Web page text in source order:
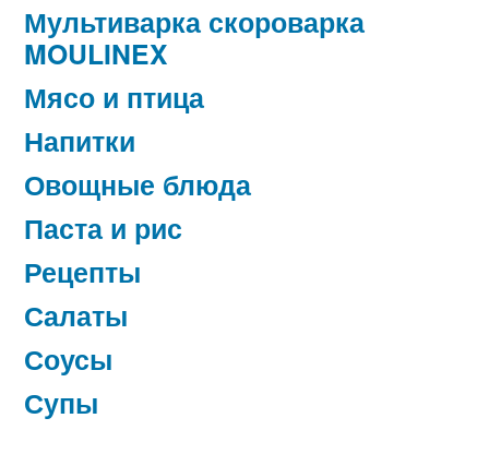
Мультиварка скороварка
MOULINEX
Мясо и птица
Напитки
Овощные блюда
Паста и рис
Рецепты
Салаты
Соусы
Супы